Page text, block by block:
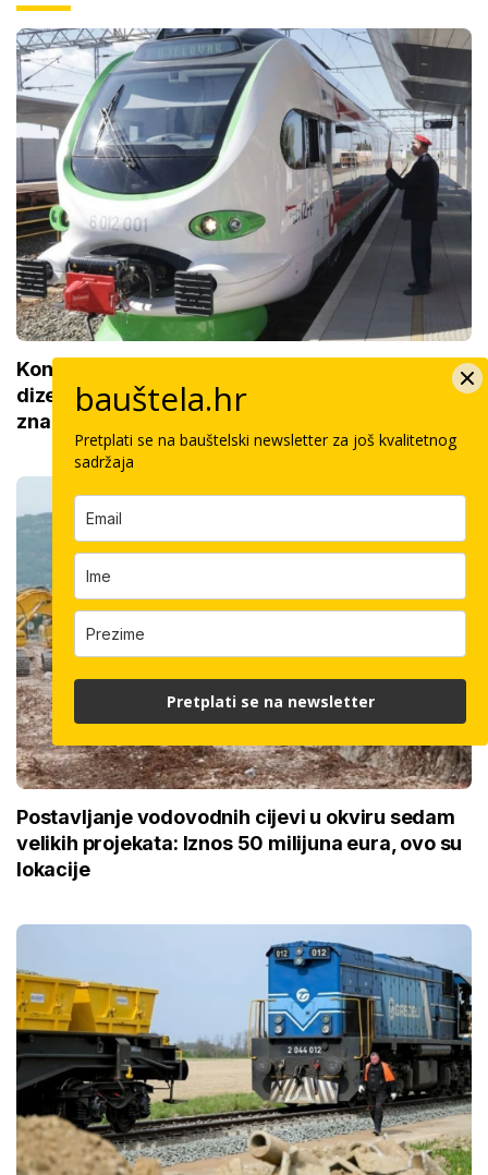
Končar dobio posao od 53 milijuna eura: Stare
dizelske zamijenit će njihovi baterijski vlakovi,
zna se kada
Postavljanje vodovodnih cijevi u okviru sedam
velikih projekata: Iznos 50 milijuna eura, ovo su
lokacije
bauštela.hr
Pretplati se na bauštelski newsletter za još kvalitetnog
sadržaja
Pretplati se na newsletter